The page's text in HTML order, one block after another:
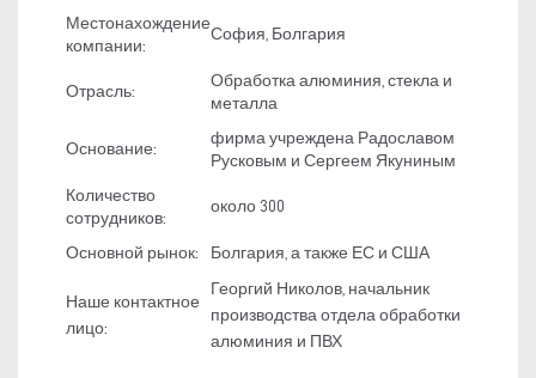
Местонахождение
компании:
София, Болгария
Отрасль:
Обработка алюминия, стекла и
металла
Основание:
фирма учреждена Радославом
Русковым и Сергеем Якуниным
Количество
сотрудников:
около 300
Основной рынок: Болгария, а также ЕС и США
Наше контактное
лицо:
Георгий Николов, начальник
производства отдела обработки
алюминия и ПВХ